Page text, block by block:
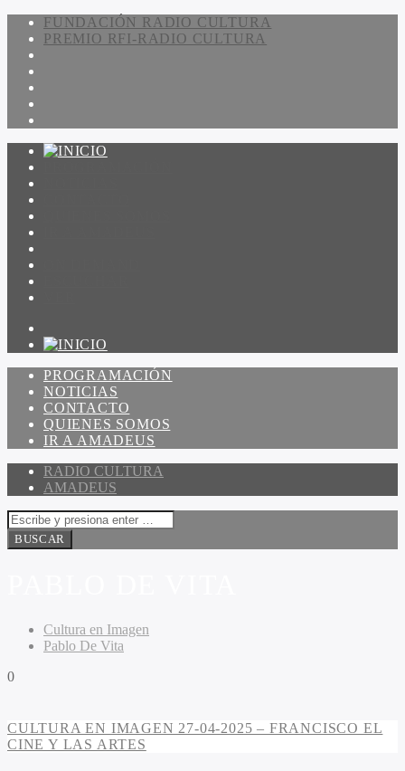
FUNDACIÓN RADIO CULTURA
PREMIO RFI-RADIO CULTURA
PROGRAMACIÓN
NOTICIAS
CONTACTO
QUIENES SOMOS
IR A AMADEUS
RADIO CULTURA
AMADEUS
Cultura en Imagen
Pablo De Vita
0
CULTURA EN IMAGEN 27-04-2025 – FRANCISCO EL
CINE Y LAS ARTES